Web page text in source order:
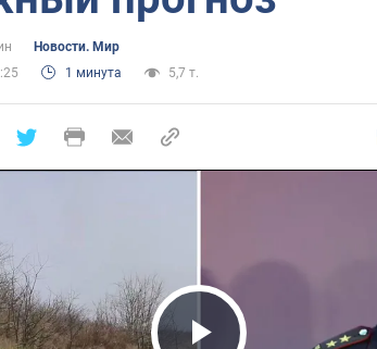
Новости. Мир
1 минута 5,7 т.